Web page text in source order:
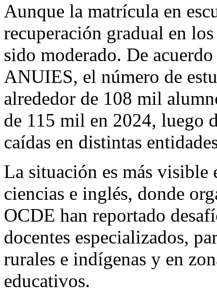
Aunque la matrícula en
recuperación gradual en
sido moderado. De
ANUIES, el número de
alrededor de 108 mil
de 115 mil en 2024, luego
caídas en distintas
La situación es más visible
ciencias e inglés, donde
OCDE han reportado
docentes especializados,
rurales e indígenas y en
educativos.